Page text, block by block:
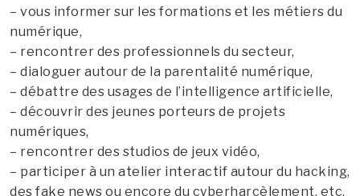
– vous informer sur les formations et les métiers du
numérique,
– rencontrer des professionnels du secteur,
– dialoguer autour de la parentalité numérique,
– débattre des usages de l’intelligence artificielle,
– découvrir des jeunes porteurs de projets
numériques,
– rencontrer des studios de jeux vidéo,
– participer à un atelier interactif autour du hacking,
des fake news ou encore du cyberharcèlement, etc.